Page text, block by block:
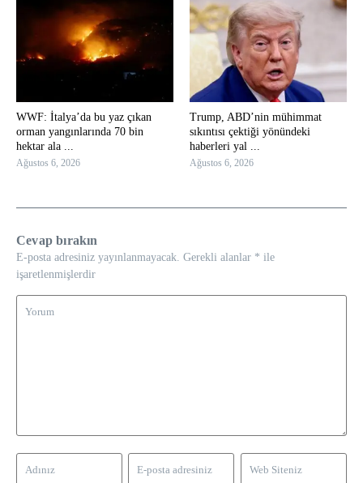
WWF: İtalya’da bu yaz çıkan
orman yangınlarında 70 bin
hektar ala ...
Ağustos 6, 2026
Trump, ABD’nin mühimmat
sıkıntısı çektiği yönündeki
haberleri yal ...
Ağustos 6, 2026
Cevap bırakın
E-posta adresiniz yayınlanmayacak. Gerekli alanlar * ile
işaretlenmişlerdir